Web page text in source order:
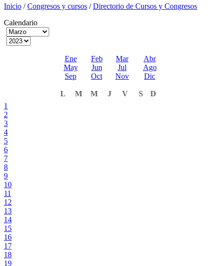
Inicio /Congresos y cursos /Directorio de Cursos y Congresos
Calendario
Ene Feb Mar
Abr
May
Jun Jul
Ago
Sep
Oct Nov Dic
L M M J V S
D
1
2
3
4
5
6
7
8
9
10
11
12
13
14
15
16
17
18
19